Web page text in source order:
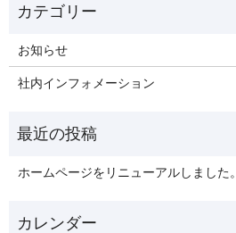
お知らせ
社内インフォメーション
ホームページをリニューアルしました。